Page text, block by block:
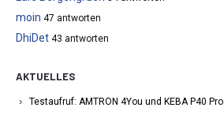
moin 47 antworten
DhiDet 43 antworten
AKTUELLES
Testaufruf: AMTRON 4You und KEBA P40 Pro